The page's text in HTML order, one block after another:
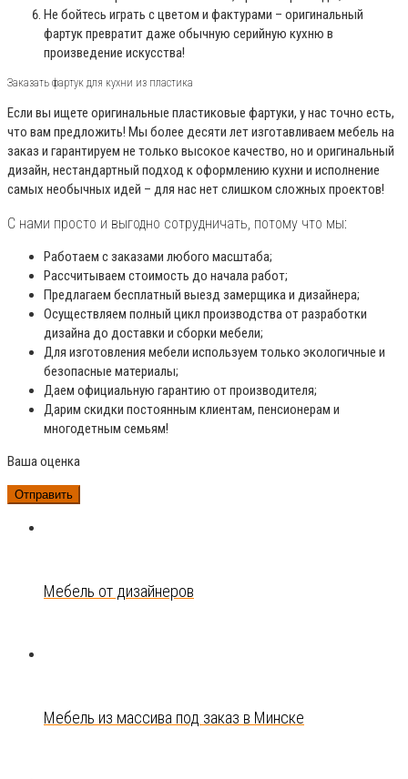
Не бойтесь играть с цветом и фактурами – оригинальный
фартук превратит даже обычную серийную кухню в
произведение искусства!
Заказать фартук для кухни из пластика
Если вы ищете оригинальные пластиковые фартуки, у нас точно есть,
что вам предложить! Мы более десяти лет изготавливаем мебель на
заказ и гарантируем не только высокое качество, но и оригинальный
дизайн, нестандартный подход к оформлению кухни и исполнение
самых необычных идей – для нас нет слишком сложных проектов!
С нами просто и выгодно сотрудничать, потому что мы:
Работаем с заказами любого масштаба;
Рассчитываем стоимость до начала работ;
Предлагаем бесплатный выезд замерщика и дизайнера;
Осуществляем полный цикл производства от разработки
дизайна до доставки и сборки мебели;
Для изготовления мебели используем только экологичные и
безопасные материалы;
Даем официальную гарантию от производителя;
Дарим скидки постоянным клиентам, пенсионерам и
многодетным семьям!
Ваша оценка
Мебель от дизайнеров
Мебель из массива под заказ в Минске